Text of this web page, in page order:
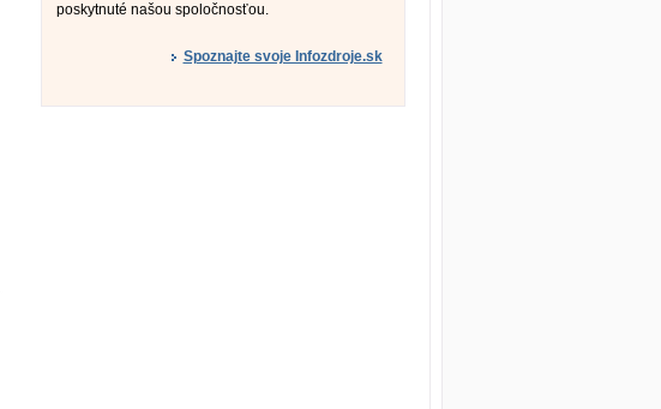
poskytnuté našou spoločnosťou.
Spoznajte svoje Infozdroje.sk